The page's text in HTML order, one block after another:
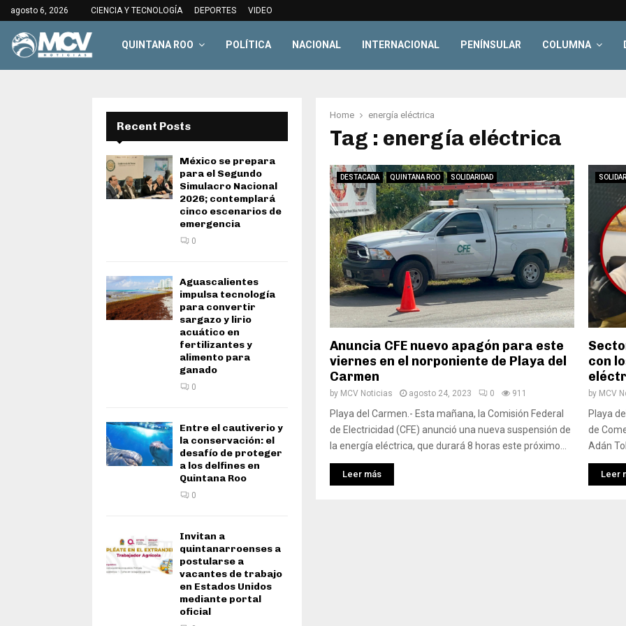
agosto 6, 2026 CIENCIA Y TECNOLOGÍA DEPORTES VIDEO
QUINTANA ROO POLÍTICA NACIONAL INTERNACIONAL PENÍNSULAR COLUMNA
Home energía eléctrica
Tag : energía eléctrica
DESTACADA QUINTANA ROO SOLIDARIDAD
Anuncia CFE nuevo apagón para este
viernes en el norponiente de Playa del
Carmen
by MCV Noticias agosto 24, 2023 0 911
Playa del Carmen.- Esta mañana, la Comisión Federal
de Electricidad (CFE) anunció una nueva suspensión de
la energía eléctrica, que durará 8 horas este próximo...
Leer más
con
by MCV
Playa
de
Adán
Leer
Recent Posts
México se prepara
para el Segundo
Simulacro Nacional
2026; contemplará
cinco escenarios de
emergencia
0
Aguascalientes
impulsa tecnología
para convertir
sargazo y lirio
acuático en
fertilizantes y
alimento para
ganado
0
Entre el cautiverio y
la conservación: el
desafío de proteger
a los delfines en
Quintana Roo
0
Invitan a
quintanarroenses a
postularse a
vacantes de trabajo
en Estados Unidos
mediante portal
oficial